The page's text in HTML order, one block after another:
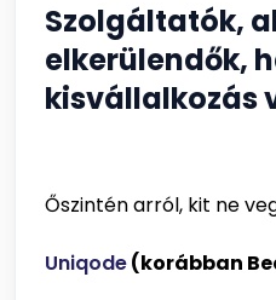
Szolgáltatók,
elkerülendők,
kisvállalkozás
Őszintén arról, kit ne
Uniqode(korábban